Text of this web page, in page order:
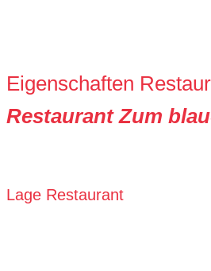
Eigenschaften
Restaurant Zum
Lage Restaurant